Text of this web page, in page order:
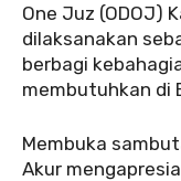
One Juz (ODOJ)
dilaksanakan
berbagi
membutuhkan di
‎‎Membuka
Akur